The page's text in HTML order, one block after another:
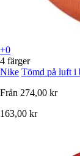
+0
4 färger
Nike Tömd på luft i
Från 274,00 kr
163,00 kr